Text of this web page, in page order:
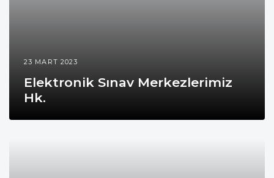
23 MART 2023
Elektronik Sınav Merkezlerimiz
Hk.